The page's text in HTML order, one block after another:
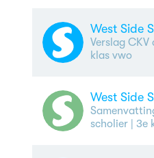
West Side
Verslag CKV
klas vwo
West Side
scholier| 3e